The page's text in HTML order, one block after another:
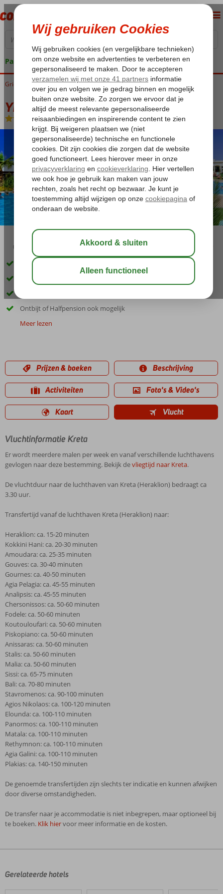
Pakketgarantie
Home
Griekenland Kreta Malia Yiannis Manos
Yiannis Manos
Logies-Appartement
03:30
Vlak bij het levendige centrum van Malia
Op ca. 500m van het strand
Ontbijt of Halfpension ook mogelijk
Meer lezen
Prijzen & boeken Beschrijving
Activiteiten Foto's & Video's
Kaart Vlucht
Vluchtinformatie Kreta
Er wordt meerdere malen per week en vanaf verschillende luchthavens
gevlogen naar deze bestemming. Bekijk devliegtijd naar Kreta.
De vluchtduur naar de luchthaven van Kreta (Heraklion) bedraagt ca
3.30 uur.
Transfertijd vanaf de luchthaven Kreta (Heraklion) naar:
Heraklion: ca. 15-20 minuten
Kokkini Hani: ca. 20-30 minuten
Amoudara: ca. 25-35 minuten
Gouves: ca. 30-40 minuten
Gournes: ca. 40-50 minuten
Agia Pelagia: ca. 45-55 minuten
Analipsis: ca. 45-55 minuten
Chersonissos: ca. 50-60 minuten
Fodele: ca. 50-60 minuten
Koutouloufari: ca. 50-60 minuten
Piskopiano: ca. 50-60 minuten
Anissaras: ca. 50-60 minuten
Stalis: ca. 50-60 minuten
Malia: ca. 50-60 minuten
Sissi: ca. 65-75 minuten
Bali: ca. 70-80 minuten
Stavromenos: ca. 90-100 minuten
Agios Nikolaos: ca. 100-120 minuten
Elounda: ca. 100-110 minuten
Panormos: ca. 100-110 minuten
Matala: ca. 100-110 minuten
Rethymnon: ca. 100-110 minuten
Agia Galini: ca. 100-110 minuten
Plakias: ca. 140-150 minuten
De genoemde transfertijden zijn slechts ter indicatie en kunnen afwijken
door diverse omstandigheden.
De transfer naar je accommodatie is niet inbegrepen, maar optioneel bij
te boeken. Klik hiervoor meer informatie en de kosten.
door
Gerelateerde hotels